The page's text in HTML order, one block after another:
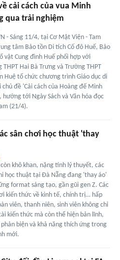
cải cách của vua Minh
qua trải nghiệm
- Sáng 11/4, tại Cơ Mật Viện - Tam
tâm Bảo tồn Di tích Cố đô Huế, Bảo
vật Cung đình Huế phối hợp với
THPT Hai Bà Trưng và Trường THPT
Huệ tổ chức chương trình Giáo dục di
chủ đề 'Cải cách của Hoàng đế Minh
hướng tới Ngày Sách và Văn hóa đọc
(21/4).
sân chơi học thuật 'thay
còn khô khan, nặng tính lý thuyết, các
học thuật tại Đà Nẵng đang 'thay áo'
format sáng tạo, gần gũi gen Z. Các
kiến thức về kinh tế, chính trị… hấp
viên, thanh niên, sinh viên không chỉ
kiến thức mà còn thể hiện bản lĩnh,
biện và khả năng thích ứng trong
mới.